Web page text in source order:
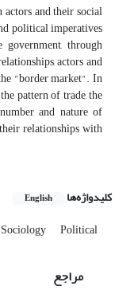
actors and their social
political imperatives
through
actors and
"border market". In
pattern of trade, the
and nature of
relationships with
کلیدواژه‌ها English
Political
مراجع